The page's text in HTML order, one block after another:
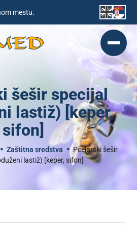
mestu.
šešir specijal
lastiž) [keper,
sifon]
Zaštitna sredstva
Pčelarski šešir
lastiž) [keper, sifon]